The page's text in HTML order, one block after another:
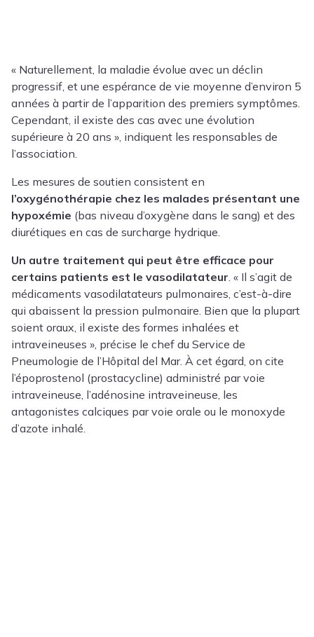
« Naturellement, la maladie évolue avec un déclin
progressif, et une espérance de vie moyenne d’environ 5
années à partir de l’apparition des premiers symptômes.
Cependant, il existe des cas avec une évolution
supérieure à 20 ans », indiquent les responsables de
l’association.
Les mesures de soutien consistent en
l’oxygénothérapie chez les malades présentant une
hypoxémie (bas niveau d’oxygène dans le sang) et des
diurétiques en cas de surcharge hydrique.
Un autre traitement qui peut être efficace pour
certains patients est le vasodilatateur . « Il s’agit de
médicaments vasodilatateurs pulmonaires, c’est-à-dire
qui abaissent la pression pulmonaire. Bien que la plupart
soient oraux, il existe des formes inhalées et
intraveineuses », précise le chef du Service de
Pneumologie de l’Hôpital del Mar. À cet égard, on cite
l’époprostenol (prostacycline) administré par voie
intraveineuse, l’adénosine intraveineuse, les
antagonistes calciques par voie orale ou le monoxyde
d’azote inhalé.